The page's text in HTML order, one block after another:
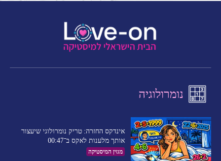
נומרולוגיה
אינדקס החזרה: טריק נומרולוגי שיעצור
אותך מלענות לאקס ב־00:47
מגזין המיסטיקה